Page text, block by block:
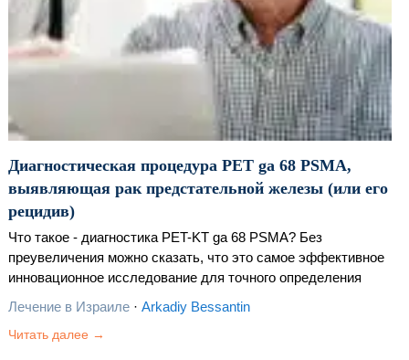
Диагностическая процедура PET ga 68 PSMA,
выявляющая рак предстательной железы (или его
рецидив)
Что такое - диагностика PET-KT ga 68 PSMA? Без
преувеличения можно сказать, что это самое эффективное
инновационное исследование для точного определения
России и странах…
Лечение в Израиле · Arkadiy Bessantin
Читать далее →